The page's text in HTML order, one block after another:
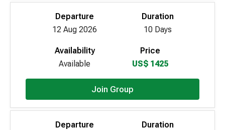
Departure
12 Aug 2026
Duration
10 Days
Availability
Available
Price
US$ 1425
Join Group
Departure
Duration